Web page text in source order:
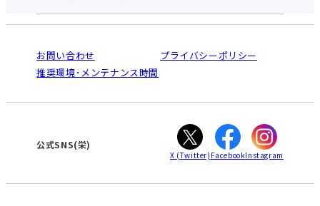
お申し込みの流れ
入会と受講のご案内
中日文化センターとは
受講規約・会員特典
ご利用ガイド
オンライン講座受講の手順
WEBサイトのよくある質問
南大高
犬山
高蔵寺
大垣
津
お問い合わせ
プライバシーポリシー
推奨環境･メンテナンス時間
公式SNS(栄)
X (Twitter) FacebookInstagram